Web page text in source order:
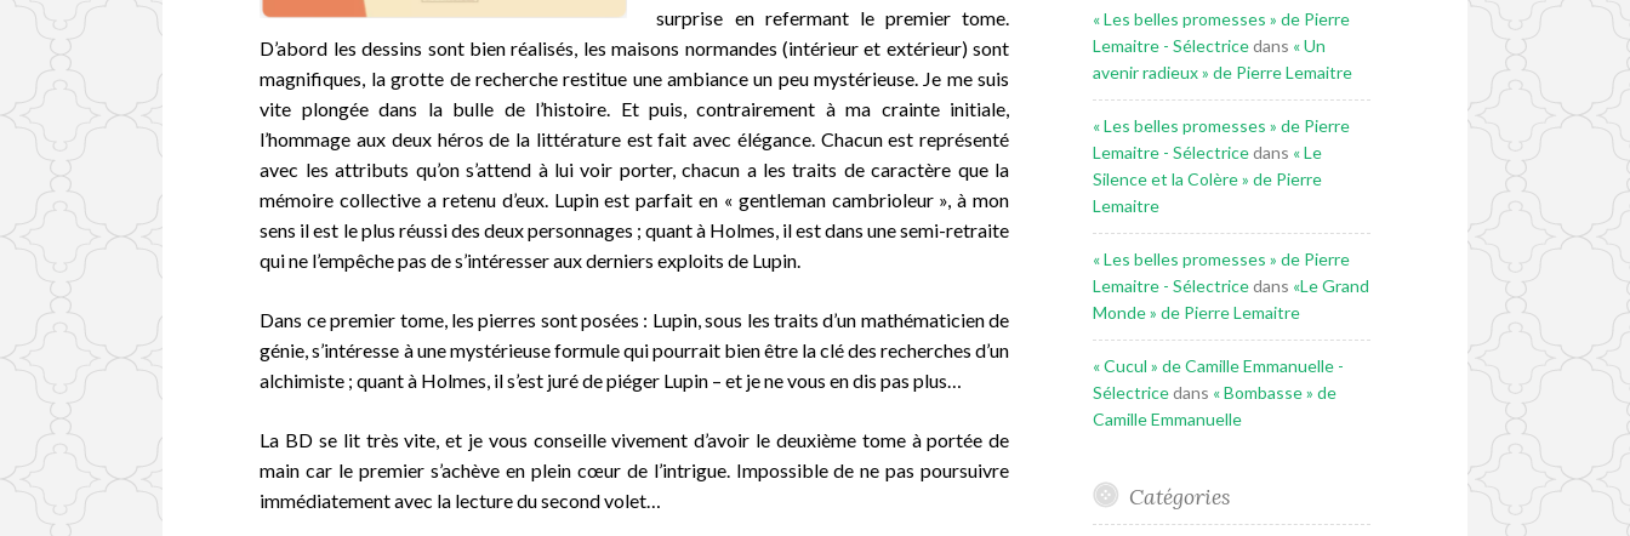
surprise en refermant le premier tome.
D’abord les dessins sont bien réalisés, les maisons normandes (intérieur et extérieur) sont
magnifiques, la grotte de recherche restitue une ambiance un peu mystérieuse. Je me suis
vite plongée dans la bulle de l’histoire. Et puis, contrairement à ma crainte initiale,
l’hommage aux deux héros de la littérature est fait avec élégance. Chacun est représenté
avec les attributs qu’on s’attend à lui voir porter, chacun a les traits de caractère que la
mémoire collective a retenu d’eux. Lupin est parfait en « gentleman cambrioleur », à mon
sens il est le plus réussi des deux personnages ; quant à Holmes, il est dans une semi-retraite
qui ne l’empêche pas de s’intéresser aux derniers exploits de Lupin.
Dans ce premier tome, les pierres sont posées : Lupin, sous les traits d’un mathématicien de
génie, s’intéresse à une mystérieuse formule qui pourrait bien être la clé des recherches d’un
alchimiste ; quant à Holmes, il s’est juré de piéger Lupin – et je ne vous en dis pas plus…
La BD se lit très vite, et je vous conseille vivement d’avoir le deuxième tome à portée de
main car le premier s’achève en plein cœur de l’intrigue. Impossible de ne pas poursuivre
immédiatement avec la lecture du second volet…
« Les belles promesses » de Pierre
Lemaitre - Sélectricedans « Un
avenir radieux » de Pierre Lemaitre
« Les belles promesses » de Pierre
Lemaitre - Sélectricedans « Le
Silence et la Colère » de Pierre
Lemaitre
« Les belles promesses » de Pierre
Lemaitre - Sélectricedans «Le Grand
Monde » de Pierre Lemaitre
« Cucul » de Camille Emmanuelle -
Sélectricedans « Bombasse » de
Camille Emmanuelle
Catégories